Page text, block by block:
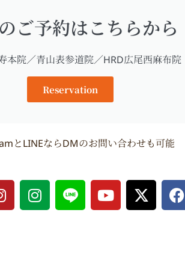
ご予約はこちらから
本院／青山表参道院／HRD広尾西麻布院
Reservation
とLINEならDMのお問い合わせも可能
I
n
s
Y
o
u
X
-
t
F
a
c